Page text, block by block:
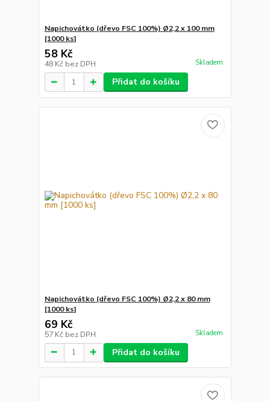
Napichovátko (dřevo FSC 100%) Ø2,2 x 100 mm
[1000 ks]
58 Kč
48 Kč bez DPH Skladem
Přidat do košíku
Napichovátko (dřevo FSC 100%) Ø2,2 x 80 mm
[1000 ks]
69 Kč
57 Kč bez DPH Skladem
Přidat do košíku